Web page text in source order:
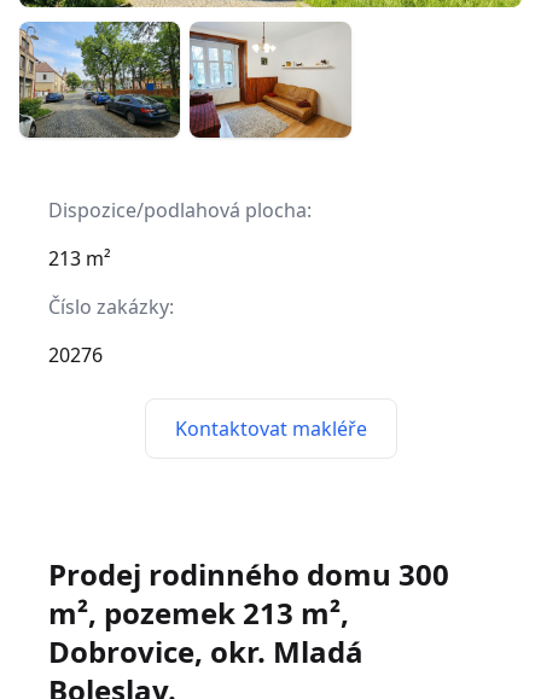
Dispozice/podlahová plocha:
213 m²
Číslo zakázky:
20276
Kontaktovat makléře
Prodej rodinného domu 300
m², pozemek 213 m²,
Dobrovice, okr. Mladá
Boleslav.